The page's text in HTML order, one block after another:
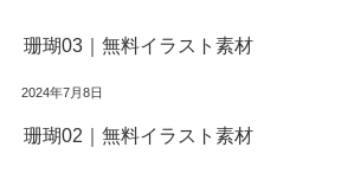
珊瑚03｜無料イラスト素材
2024年7月8日
珊瑚02｜無料イラスト素材